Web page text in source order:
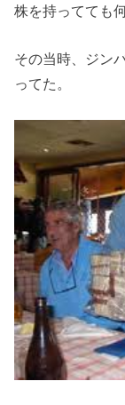
株を持ってても
その当時、ジン
ってた。